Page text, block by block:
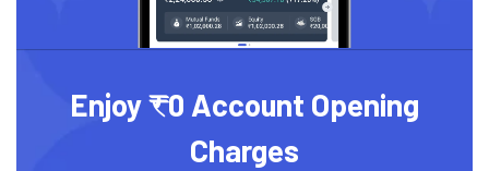
Enjoy ₹0 Account Opening
Charges